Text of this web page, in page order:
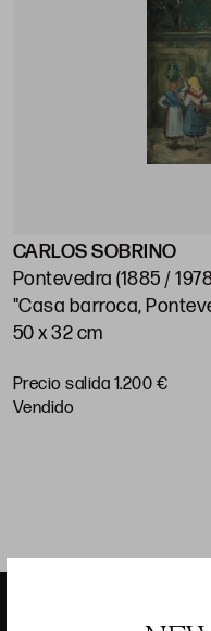
CARLOS SOBRINO
Pontevedra (1885 /
"Casa barroca,
50 x 32 cm
Precio salida 1.200 €
vendido